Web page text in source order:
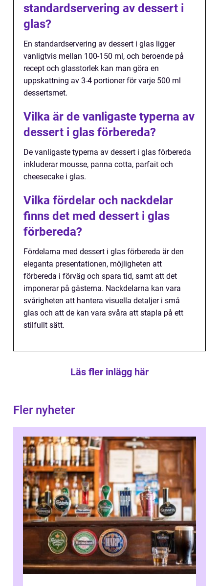
standardservering av dessert i
glas?
En standardservering av dessert i glas ligger
vanligtvis mellan 100-150 ml, och beroende på
recept och glasstorlek kan man göra en
uppskattning av 3-4 portioner för varje 500 ml
dessertsmet.
Vilka är de vanligaste typerna av
dessert i glas förbereda?
De vanligaste typerna av dessert i glas förbereda
inkluderar mousse, panna cotta, parfait och
cheesecake i glas.
Vilka fördelar och nackdelar
finns det med dessert i glas
förbereda?
Fördelarna med dessert i glas förbereda är den
eleganta presentationen, möjligheten att
förbereda i förväg och spara tid, samt att det
imponerar på gästerna. Nackdelarna kan vara
svårigheten att hantera visuella detaljer i små
glas och att de kan vara svåra att stapla på ett
stilfullt sätt.
Läs fler inlägg här
Fler nyheter